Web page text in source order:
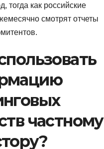
тогда как российские
смотрят отчеты
частному